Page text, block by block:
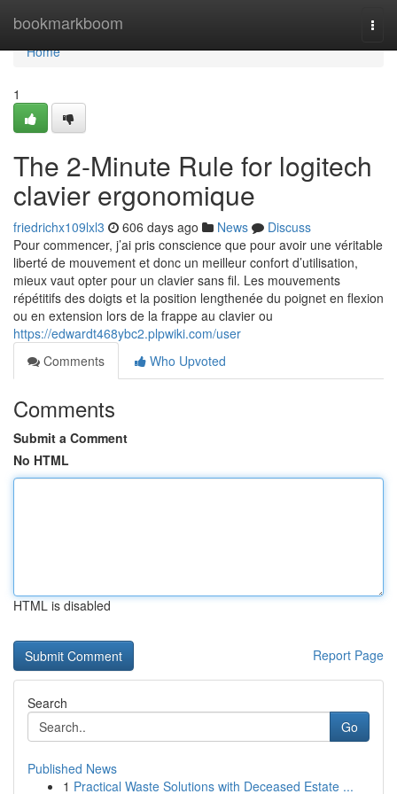
bookmarkboom
Home
Home
1
The 2-Minute Rule for logitech
clavier ergonomique
friedrichx109lxl3 606 days ago News
Discuss
Pour commencer, j’ai pris conscience que pour avoir une véritable
liberté de mouvement et donc un meilleur confort d’utilisation,
mieux vaut opter pour un clavier sans fil. Les mouvements
répétitifs des doigts et la position lengthenée du poignet en flexion
ou en extension lors de la frappe au clavier ou
https://edwardt468ybc2.plpwiki.com/user
Comments
Who Upvoted
Comments
Submit a Comment
No HTML
HTML is disabled
Report Page
Search
Go
Published News
1 Practical Waste Solutions with Deceased Estate ...